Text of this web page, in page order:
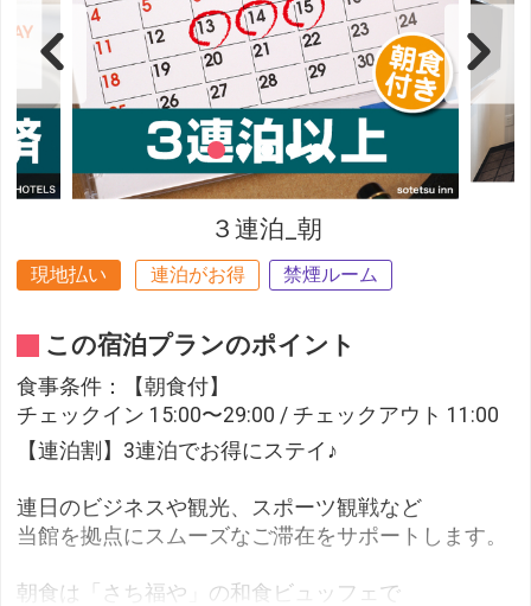
３連泊_朝
現地払い 連泊がお得 禁煙ルーム
この宿泊プランのポイント
食事条件：【朝食付】
チェックイン 15:00〜29:00 / チェックアウト 11:00
【連泊割】3連泊でお得にステイ♪
連日のビジネスや観光、スポーツ観戦など
当館を拠点にスムーズなご滞在をサポートします。
朝食は「さち福や」の和食ビュッフェで